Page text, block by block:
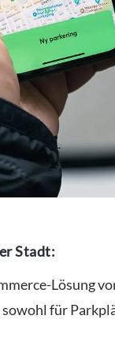
Stadt:
Lösung
für